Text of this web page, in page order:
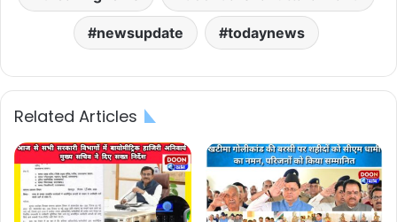
newsupdate todaynews
Related Articles